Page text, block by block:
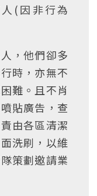
(因非行為
，他們卻多
時，亦無不
難。且不肖
貼廣告，查
由各區清潔
洗刷，以維
策劃邀請業